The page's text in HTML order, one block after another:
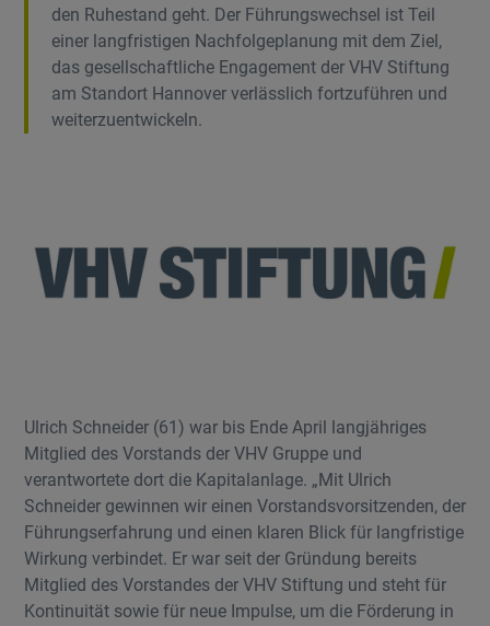
den Ruhestand geht. Der Führungswechsel ist Teil
einer langfristigen Nachfolgeplanung mit dem Ziel,
das gesellschaftliche Engagement der VHV Stiftung
am Standort Hannover verlässlich fortzuführen und
weiterzuentwickeln.
Ulrich Schneider (61) war bis Ende April langjähriges
Mitglied des Vorstands der VHV Gruppe und
verantwortete dort die Kapitalanlage. „Mit Ulrich
Schneider gewinnen wir einen Vorstandsvorsitzenden, der
Führungserfahrung und einen klaren Blick für langfristige
Wirkung verbindet. Er war seit der Gründung bereits
Mitglied des Vorstandes der VHV Stiftung und steht für
Kontinuität sowie für neue Impulse, um die Förderung in